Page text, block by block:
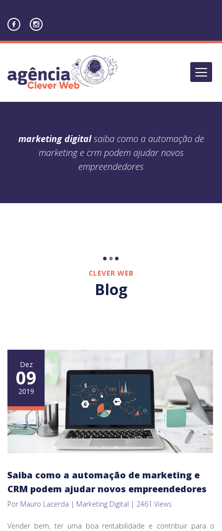
marketing digitalsaiba como a automação de
marketing e crm podem ajudar novos
empreendedores
CLEVER WEB
Blog
Dez
09
2019
Saiba como a automação de marketing e
CRM podem ajudar novos empreendedores
Por Mauro Lacerda | Marketing Digital | 2461 Views
Vender bem, ter uma boa rentabilidade e contribuir para o